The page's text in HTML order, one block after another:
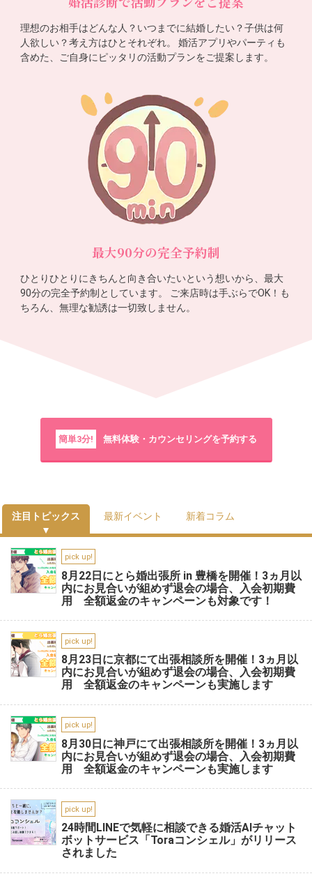
理想のお相手はどんな人？いつまでに結婚したい？子供は何
人欲しい？考え方はひとそれぞれ。 婚活アプリやパーティも
含めた、ご自身にピッタリの活動プランをご提案します。
最大90分の完全予約制
ひとりひとりにきちんと向き合いたいという想いから、最大
90分の完全予約制としています。 ご来店時は手ぶらでOK！も
ちろん、無理な勧誘は一切致しません。
簡単3分! 無料体験・カウンセリングを予約する
注目トピックス 最新イベント 新着コラム
pick up!
8月22日にとら婚出張所 in 豊橋を開催！3ヵ月以
内にお見合いが組めず退会の場合、入会初期費
用 全額返金のキャンペーンも対象です！
pick up!
8月23日に京都にて出張相談所を開催！3ヵ月以
内にお見合いが組めず退会の場合、入会初期費
用 全額返金のキャンペーンも実施します
pick up!
8月30日に神戸にて出張相談所を開催！3ヵ月以
内にお見合いが組めず退会の場合、入会初期費
用 全額返金のキャンペーンも実施します
pick up!
24時間LINEで気軽に相談できる婚活AIチャット
ボットサービス「Toraコンシェル」がリリース
されました